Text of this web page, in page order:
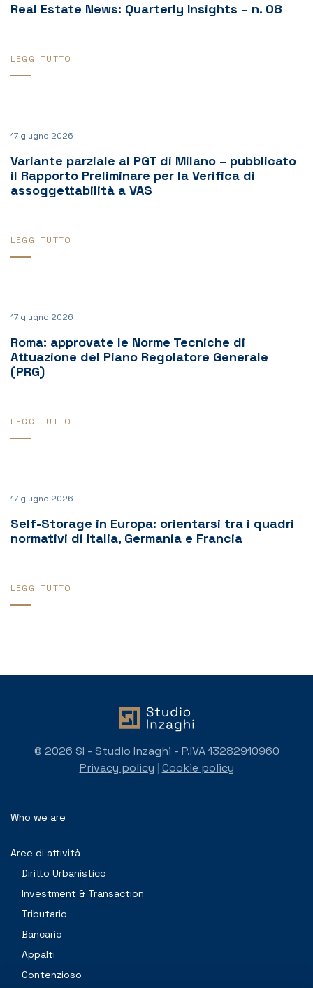
Real Estate News: Quarterly Insights – n. 08
LEGGI TUTTO
17 giugno 2026
Variante parziale al PGT di Milano – pubblicato
il Rapporto Preliminare per la Verifica di
assoggettabilità a VAS
LEGGI TUTTO
17 giugno 2026
Roma: approvate le Norme Tecniche di
Attuazione del Piano Regolatore Generale
(PRG)
LEGGI TUTTO
17 giugno 2026
Self-Storage in Europa: orientarsi tra i quadri
normativi di Italia, Germania e Francia
LEGGI TUTTO
Who we are
Aree di attività
Diritto Urbanistico
Investment & Transaction
Tributario
Bancario
Appalti
Contenzioso
© 2026 SI - Studio Inzaghi - P.IVA 13282910960
Privacy policy | Cookie policy